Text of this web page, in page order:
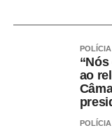
Grande do Norte,
também compara
espaço da Grécia
POLÍCIA
ao
POLÍCIA